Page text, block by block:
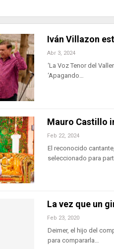
Iván Villazon
Abr 3, 2024
‘La Voz Tenor del
‘Apagando…
Mauro Castillo
Feb 22, 2024
El reconocido
seleccionado para
La vez que un
Feb 23, 2020
Deimer, el hijo del
para compararla…